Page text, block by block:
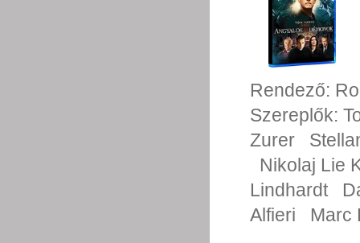
Rendező:
Szereplők:
Zurer
Nikolaj Lie
Lindhardt
Alfieri
Marc